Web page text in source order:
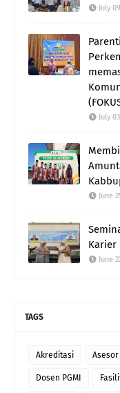
July
July
June
Karier
June
TAGS
Akreditasi Asesor
Dosen PGMI